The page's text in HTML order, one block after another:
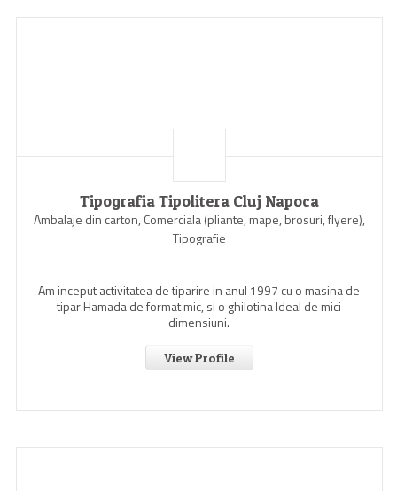
Tipografia Tipolitera Cluj Napoca
Ambalaje din carton, Comerciala (pliante, mape, brosuri, flyere),
Tipografie
Am inceput activitatea de tiparire in anul 1997 cu o masina de
tipar Hamada de format mic, si o ghilotina Ideal de mici
dimensiuni.
View Profile